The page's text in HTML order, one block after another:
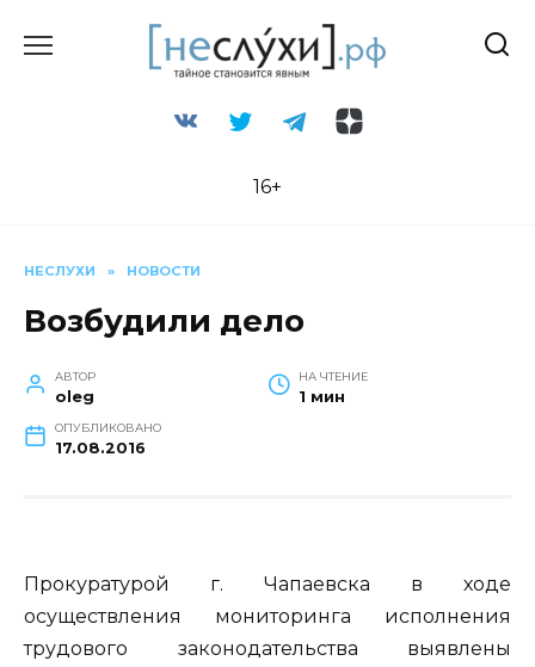
16+
НЕСЛУХИ » НОВОСТИ
Возбудили дело
АВТОР
oleg
НА ЧТЕНИЕ
1 мин
ОПУБЛИКОВАНО
17.08.2016
Прокуратурой г. Чапаевска в ходе
осуществления мониторинга исполнения
трудового законодательства выявлены